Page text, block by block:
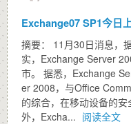
Exchange07 SP1今日
摘要： 11月30日消息，
实，Exchange Server
市。 据悉，Exchange
er 2008，与Office
的综合，在移动设备的
外，Excha... 阅读全文